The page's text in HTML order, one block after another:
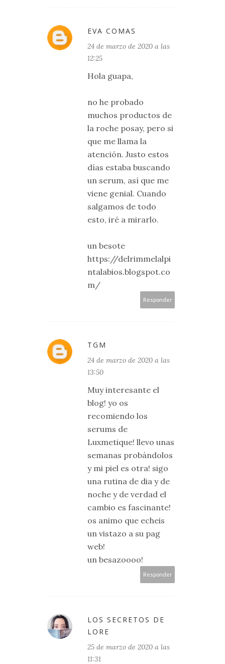
EVA COMAS
24 de marzo de 2020 a las
12:25
Hola guapa,
no he probado
muchos productos de
la roche posay, pero si
que me llama la
atención. Justo estos
días estaba buscando
un serum, así que me
viene genial. Cuando
salgamos de todo
esto, iré a mirarlo.
un besote
https://delrimmelalpi
ntalabios.blogspot.co
m/
Responder
TGM
24 de marzo de 2020 a las
13:50
Muy interesante el
blog! yo os
recomiendo los
serums de
Luxmetique! llevo unas
semanas probándolos
y mi piel es otra! sigo
una rutina de dia y de
noche y de verdad el
cambio es fascinante!
os animo que echeis
un vistazo a su pag
web!
un besazoooo!
Responder
LOS SECRETOS DE
LORE
25 de marzo de 2020 a las
11:31